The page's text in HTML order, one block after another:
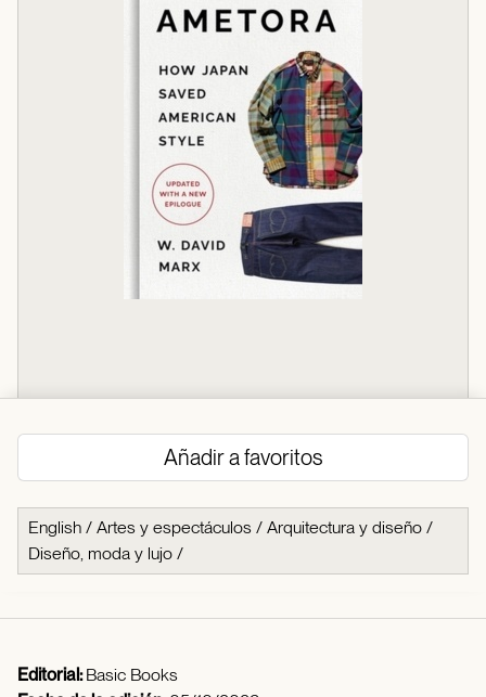
Añadir a favoritos
English / Artes y espectáculos / Arquitectura y diseño /
Diseño, moda y lujo /
Editorial:Basic Books